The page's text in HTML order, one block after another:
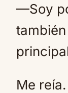
—Soy
Me reía.